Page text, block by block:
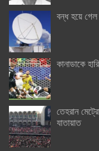
বন্ধ হয়ে
কানাডাকে
তেহরান
যাতায়াত